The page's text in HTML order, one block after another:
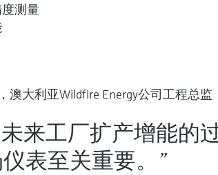
测量
来工厂扩产增能的
表至关重要。”